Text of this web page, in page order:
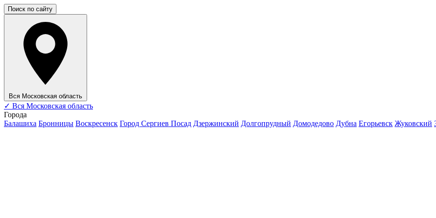
Поиск по сайту
Вся Московская область
✓ Вся Московская область
Города
Балашиха Бронницы Воскресенск Город Сергиев Посад Дзержинский Долгопрудный Домодедово Дубна Егорьевск Жуковский